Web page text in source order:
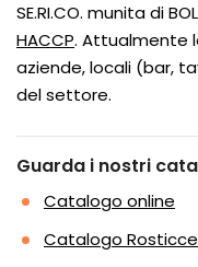
SE.RI.CO. munita di
HACCP. Attualmente
aziende, locali (bar,
del settore.
Guarda i nostri
Catalogo online
Catalogo